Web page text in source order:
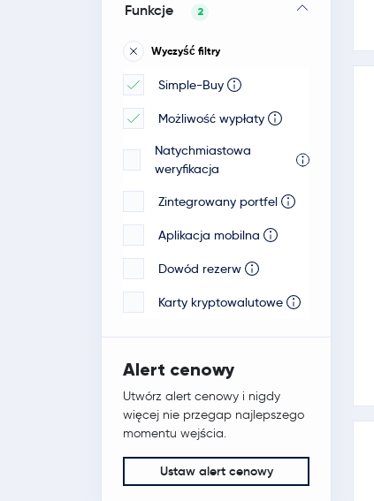
Cash
POLI-pay
Veloxxa
Funkcje 2
Wyczyść filtry
Simple-Buy
Możliwość wypłaty
Natychmiastowa
weryfikacja
Zintegrowany portfel
Aplikacja mobilna
Dowód rezerw
Karty kryptowalutowe
Alert cenowy
Utwórz alert cenowy i nigdy
więcej nie przegap najlepszego
momentu wejścia.
Ustaw alert cenowy